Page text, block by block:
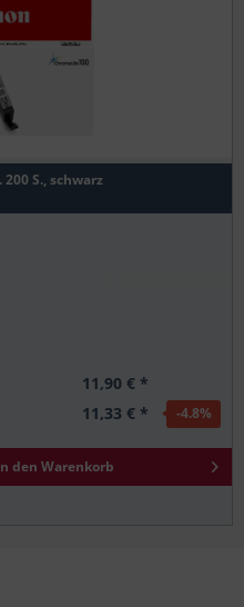
S., schwarz
11,90 € *
11,33 € * -4.8%
den Warenkorb